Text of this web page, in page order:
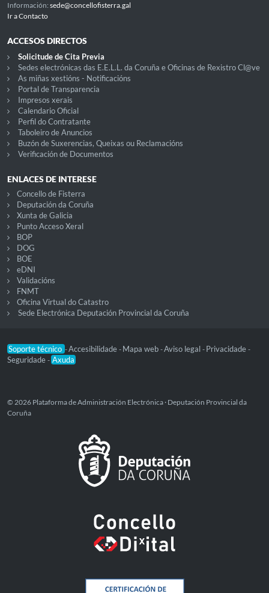
Información: sede@concellofisterra.gal
Ir a Contacto
ACCESOS DIRECTOS
Solicitude de Cita Previa
Sedes electrónicas das E.E.L.L. da Coruña e Oficinas de Rexistro Cl@ve
As miñas xestións - Notificacións
Portal de Transparencia
Impresos xerais
Calendario Oficial
Perfil do Contratante
Taboleiro de Anuncios
Buzón de Suxerencias, Queixas ou Reclamacións
Verificación de Documentos
ENLACES DE INTERESE
Concello de Fisterra
Deputación da Coruña
Xunta de Galicia
Punto Acceso Xeral
BOP
DOG
BOE
eDNI
Validacións
FNMT
Oficina Virtual do Catastro
Sede Electrónica Deputación Provincial da Coruña
Soporte técnico -Accesibilidade - Mapa web -Aviso legal - Privacidade -
Seguridade - Axuda
© 2026 Plataforma de Administración Electrónica · Deputación Provincial da
Coruña